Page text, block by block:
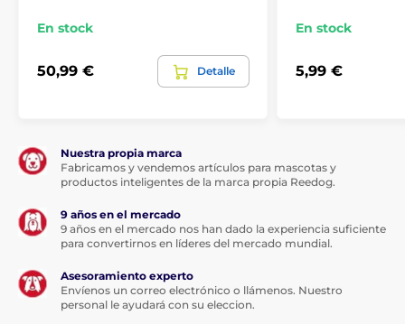
En stock
50,99 € Detalle
En stock
5,99 €
Nuestra propia marca
Fabricamos y vendemos artículos para mascotas y
productos inteligentes de la marca propia Reedog.
9 años en el mercado
9 años en el mercado nos han dado la experiencia suficiente
para convertirnos en líderes del mercado mundial.
Asesoramiento experto
Envíenos un correo electrónico o llámenos. Nuestro
personal le ayudará con su eleccion.